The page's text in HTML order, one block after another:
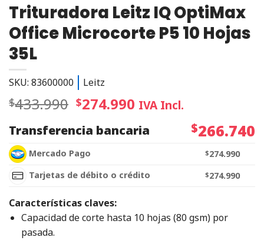
Trituradora Leitz IQ OptiMax
Office Microcorte P5 10 Hojas
35L
SKU: 83600000 Leitz
$433.990 $274.990 IVA Incl.
Transferencia bancaria
$266.740
Mercado Pago $274.990
Tarjetas de débito o crédito
$274.990
Características claves:
Capacidad de corte hasta 10 hojas (80 gsm) por
pasada.